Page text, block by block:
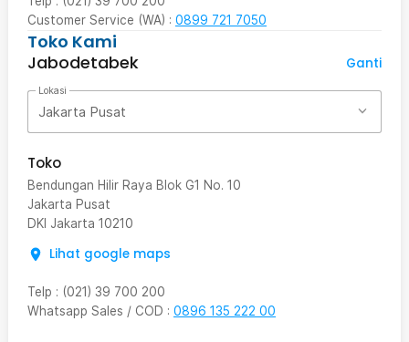
Customer Service (WA) : 0899 721 7050
Toko Kami
Jabodetabek
Ganti
Lokasi
Jakarta Pusat
Toko
Bendungan Hilir Raya Blok G1 No. 10
Jakarta Pusat
DKI Jakarta 10210
Lihat google maps
Telp : (021) 39 700 200
Whatsapp Sales / COD : 0896 135 222 00